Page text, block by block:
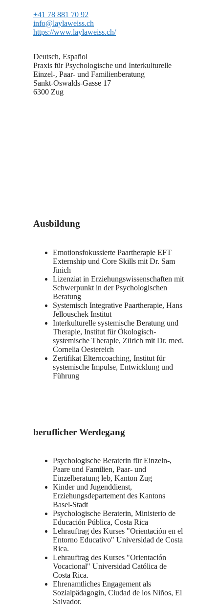
+41 78 881 70 92
info@laylaweiss.ch
https://www.laylaweiss.ch/
Deutsch, Español
Praxis für Psychologische und Interkulturelle
Einzel-, Paar- und Familienberatung
Sankt-Oswalds-Gasse 17
6300 Zug
Ausbildung
Emotionsfokussierte Paartherapie EFT
Externship und Core Skills mit Dr. Sam
Jinich
Lizenziat in Erziehungswissenschaften mit
Schwerpunkt in der Psychologischen
Beratung
Systemisch Integrative Paartherapie, Hans
Jellouschek Institut
Interkulturelle systemische Beratung und
Therapie, Institut für Ökologisch-
systemische Therapie, Zürich mit Dr. med.
Cornelia Oestereich
Zertifikat Elterncoaching, Institut für
systemische Impulse, Entwicklung und
Führung
beruflicher Werdegang
Psychologische Beraterin für Einzeln-,
Paare und Familien, Paar- und
Einzelberatung leb, Kanton Zug
Kinder und Jugenddienst,
Erziehungsdepartement des Kantons
Basel-Stadt
Psychologische Beraterin, Ministerio de
Educación Pública, Costa Rica
Lehrauftrag des Kurses "Orientación en el
Entorno Educativo" Universidad de Costa
Rica.
Lehrauftrag des Kurses "Orientación
Vocacional" Universidad Católica de
Costa Rica.
Ehrenamtliches Engagement als
Sozialpädagogin, Ciudad de los Niños, El
Salvador.